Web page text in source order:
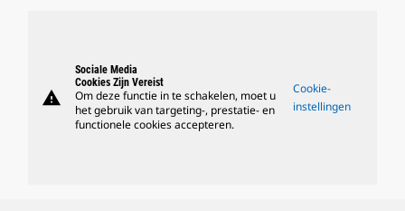
warning
Sociale Media
Cookies Zijn Vereist
Om deze functie in te schakelen, moet u
het gebruik van targeting-, prestatie- en
functionele cookies accepteren.
Cookie-
instellingen